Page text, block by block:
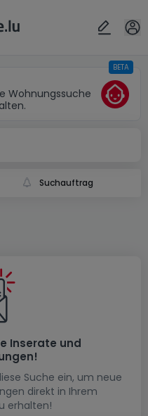
Wohnungssuche
BETA
Suchauftrag
Inserate und
Suche ein, um neue
direkt in Ihrem
erhalten!
ok